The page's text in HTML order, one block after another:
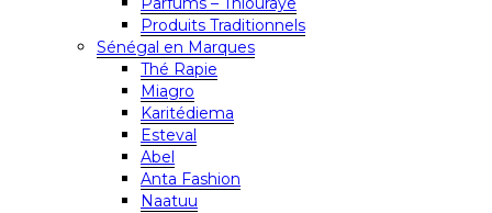
Produits Traditionnels
Sénégal en Marques
Thé Rapie
Miagro
Karitédiema
Esteval
Abel
Anta Fashion
Naatuu